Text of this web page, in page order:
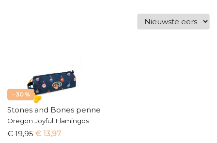
- 30 %
Stones and Bones pennenzak
Oregon Joyful Flamingos
€ 19,95 € 13,97